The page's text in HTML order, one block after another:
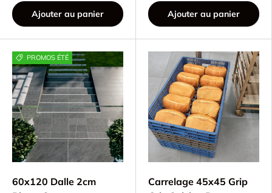
Ajouter au panier Ajouter au panier
PROMOS ÉTÉ
60x120 Dalle 2cm
Carrelage 45x45 Grip